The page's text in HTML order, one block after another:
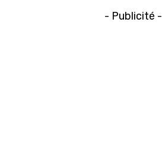
- Publicité -